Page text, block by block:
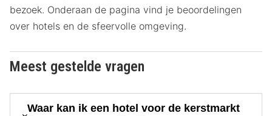
bezoek. Onderaan de pagina vind je beoordelingen
over hotels en de sfeervolle omgeving.
Meest gestelde vragen
Waar kan ik een hotel voor de kerstmarkt